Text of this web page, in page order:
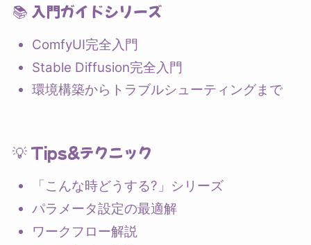
📚 入門ガイドシリーズ
ComfyUI完全入門
Stable Diffusion完全入門
環境構築からトラブルシューティングまで
💡 Tips&テクニック
「こんな時どうする?」シリーズ
パラメータ設定の最適解
ワークフロー解説